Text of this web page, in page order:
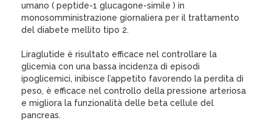
umano ( peptide-1 glucagone-simile ) in
monosomministrazione giornaliera per il trattamento
del diabete mellito tipo 2.
Liraglutide è risultato efficace nel controllare la
glicemia con una bassa incidenza di episodi
ipoglicemici, inibisce l’appetito favorendo la perdita di
peso, è efficace nel controllo della pressione arteriosa
e migliora la funzionalità delle beta cellule del
pancreas.